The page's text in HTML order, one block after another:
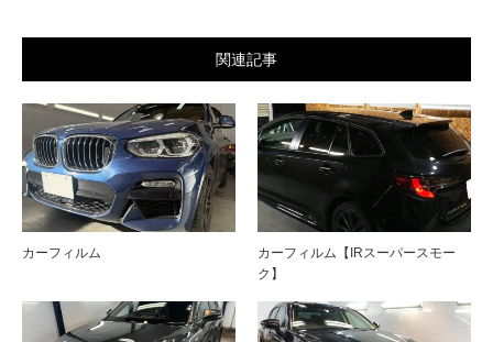
関連記事
カーフィルム
カーフィルム【IRスーパースモー
ク】